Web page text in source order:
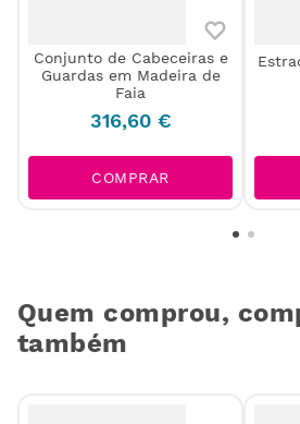
Conjunto de Cabeceiras e
Guardas em Madeira de
Faia
316,60 €
COMPRAR
Quem comprou,
também